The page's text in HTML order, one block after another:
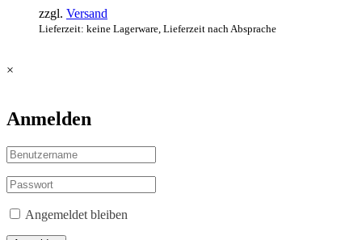
können
79,90 €
zzgl. Versand
Lieferzeit: keine Lagerware, Lieferzeit nach Absprache
×
Anmelden
Angemeldet bleiben